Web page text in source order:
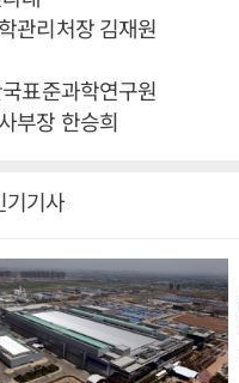
관리처장 김재원
표준과학연구원
부장 한승희
기기사